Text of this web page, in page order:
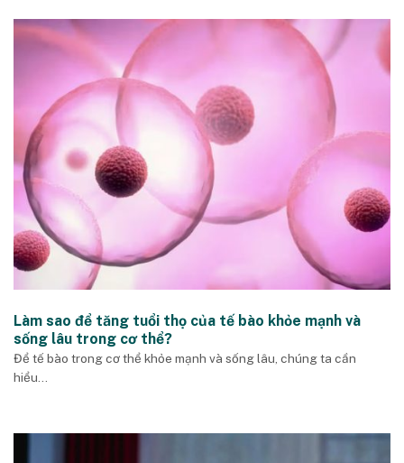
Làm sao để tăng tuổi thọ của tế bào khỏe mạnh và
sống lâu trong cơ thể?
Để tế bào trong cơ thể khỏe mạnh và sống lâu, chúng ta cần
hiểu...